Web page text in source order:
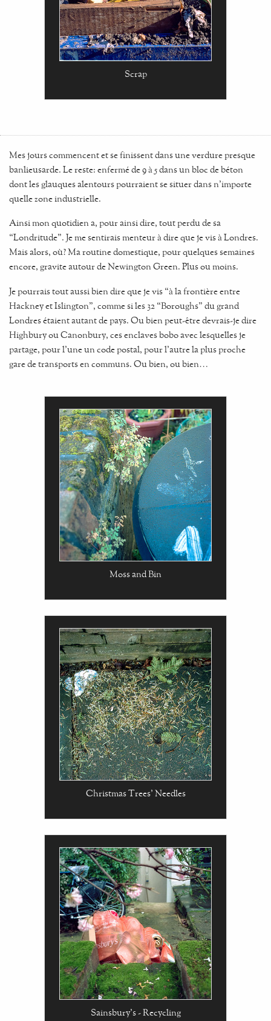
Scrap
Mes jours commencent et se finissent dans une verdure presque
banlieusarde. Le reste: enfermé de 9 à 5 dans un bloc de béton
dont les glauques alentours pourraient se situer dans n'importe
quelle zone industrielle.
Ainsi mon quotidien a, pour ainsi dire, tout perdu de sa
“Londritude”. Je me sentirais menteur à dire que je vis à Londres.
Mais alors, où? Ma routine domestique, pour quelques semaines
encore, gravite autour de Newington Green. Plus ou moins.
Je pourrais tout aussi bien dire que je vis “à la frontière entre
Hackney et Islington”, comme si les 32 “Boroughs” du grand
Londres étaient autant de pays. Ou bien peut-être devrais-je dire
Highbury ou Canonbury, ces enclaves bobo avec lesquelles je
partage, pour l'une un code postal, pour l'autre la plus proche
gare de transports en communs. Ou bien, ou bien…
Moss and Bin
Christmas Trees' Needles
Sainsbury's - Recycling